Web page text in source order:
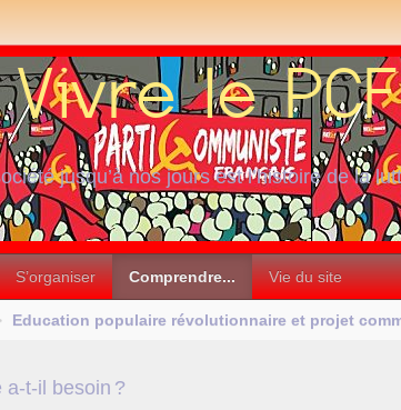
jusqu’à nos jours est l’histoire de la
S’organiser Comprendre... Vie du site
Education populaire révolutionnaire et projet
a-t-il besoin ?